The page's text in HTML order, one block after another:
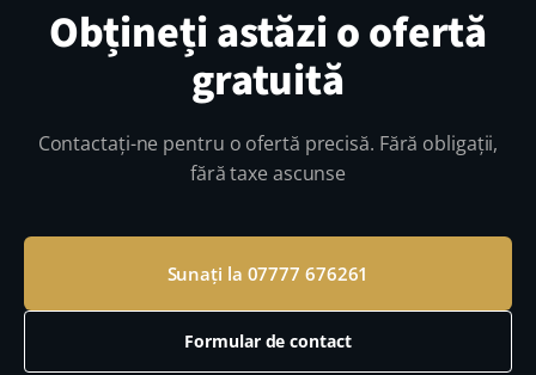
Obțineți astăzi o ofertă
gratuită
Contactați-ne pentru o ofertă precisă. Fără obligații,
fără taxe ascunse
Sunați la 07777 676261
Formular de contact